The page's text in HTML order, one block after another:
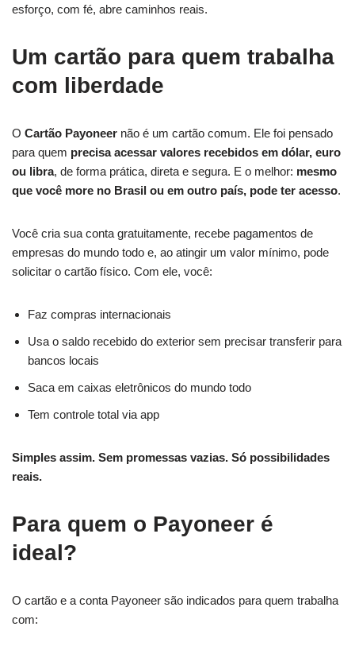
esforço, com fé, abre caminhos reais.
Um cartão para quem trabalha
com liberdade
O Cartão Payoneer não é um cartão comum. Ele foi pensado
para quem precisa acessar valores recebidos em dólar, euro
ou libra, de forma prática, direta e segura. E o melhor: mesmo
que você more no Brasil ou em outro país, pode ter acesso.
Você cria sua conta gratuitamente, recebe pagamentos de
empresas do mundo todo e, ao atingir um valor mínimo, pode
solicitar o cartão físico. Com ele, você:
Faz compras internacionais
Usa o saldo recebido do exterior sem precisar transferir para
bancos locais
Saca em caixas eletrônicos do mundo todo
Tem controle total via app
Simples assim. Sem promessas vazias. Só possibilidades
reais.
Para quem o Payoneer é
ideal?
O cartão e a conta Payoneer são indicados para quem trabalha
com: